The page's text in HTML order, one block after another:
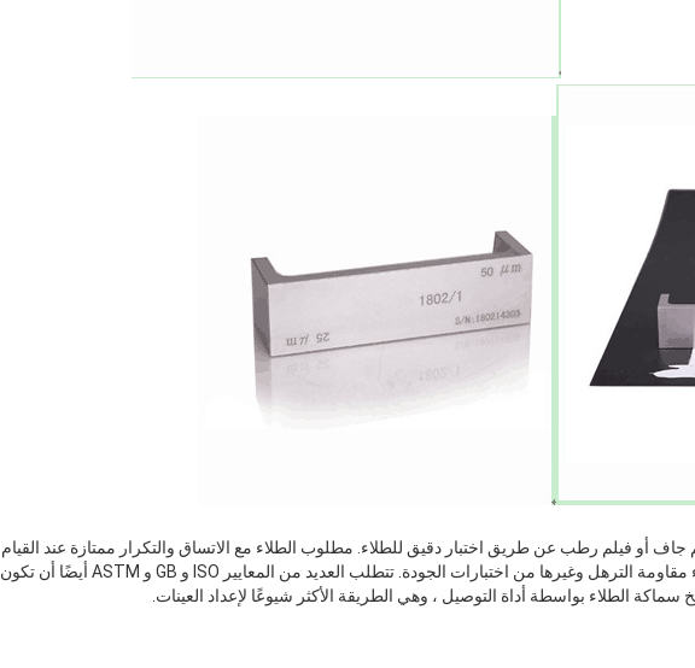
أو فيلم رطب عن طريق اختبار دقيق للطلاء. مطلوب الطلاء مع الاتساق والتكرار ممتازة عند القيام
العتامة طلاء ، ومقاومة التآكل ، وأداء مقاومة الترهل وغيرها من اختبارات الجودة. تتطلب العديد من المعايير ISO و GB و ASTM أيضًا أن تكون
الطلاء بواسطة أداة التوصيل ، وهي الطريقة الأكثر شيوعًا لإعداد العينات.